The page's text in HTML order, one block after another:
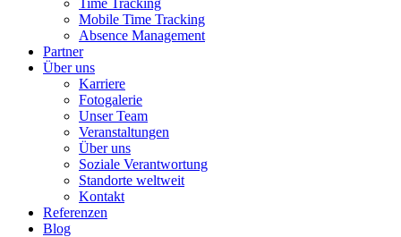
Time Tracking
Mobile Time Tracking
Absence Management
Partner
Über uns
Karriere
Fotogalerie
Unser Team
Veranstaltungen
Über uns
Soziale Verantwortung
Standorte weltweit
Kontakt
Referenzen
Blog